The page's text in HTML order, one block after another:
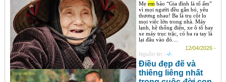
Mẹ embảo “Gia đình là tổ ấm”
vì mọi người đều gắn bó, yêu
thương nhau! Ba là trụ cột lo
mọi việc lớn trong nhà. Máy
lạnh, hệ thống điện, xe ô tô hay
xe máy trục trặc, có ba ra tay là
lại đâu vào đó....
12/04/2026 -
Nguồn tin : -/-
Điều đẹp đẽ và
thiêng liêng nhất